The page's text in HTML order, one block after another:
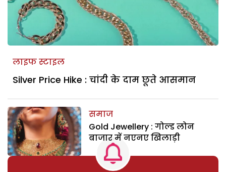
लाइफ स्टाइल
Silver Price Hike : चांदी के दाम छूते आसमान
समाज
Gold Jewellery : गोल्ड लोन
बाजार में नएनए खिलाड़ी